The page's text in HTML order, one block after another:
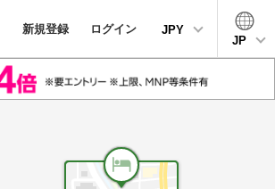
新規登録 ログイン
JPY
JP